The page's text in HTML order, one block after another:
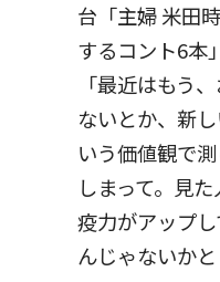
台「主婦 米田
するコント6本
「最近はもう
ないとか、新
いう価値観で
しまって。見
疫力がアップ
んじゃないかと